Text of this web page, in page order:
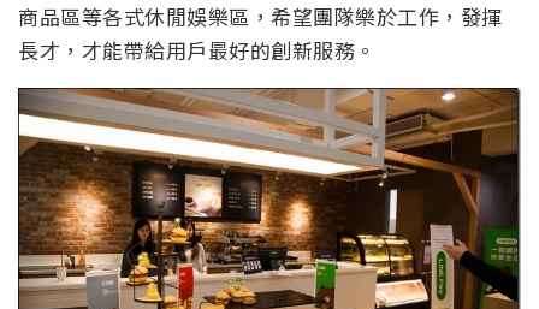
商品區等各式休閒娛樂區，希望團隊樂於工作，發揮
長才，才能帶給用戶最好的創新服務。